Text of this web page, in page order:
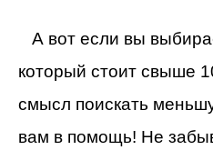
А вот если вы
который стоит свыше
смысл поискать
вам в помощь! Не